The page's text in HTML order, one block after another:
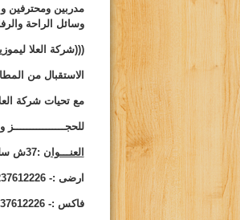
مدربين ومحترفين
وسائل الراحة
(((شركة العلا
الاستقبال من
مع تحيات شركة
العنـــوان :37ش سليمان اباظة المهندسين-
ارضى :- 0020237612226
فاكس :- 0020237612226